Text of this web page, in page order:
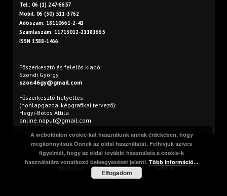
Tel.: 06 (1) 247-6657
Mobil: 06 (30) 511-3762
Adószám: 18110661-2-41
Számlaszám: 11713012-21181665
ISSN 1588-1466
Főszerkesztő és felelős kiadó:
Szondi György
szon46gy@gmail.com
Főszerkesztő-helyettes
(honlapgazda, képgrafikai tervező):
Hegyi-Botos Attila
online.naput@gmail.com
Minden jog fenntartva. © 2016 Napút Online
Kezdőlap Print Szerzőink Rólunk
A weboldalon cookie-kat használunk annak érdekében, hogy
megkönnyítsük Önnek az oldal használatát. Felhívjuk szíves
figyelmét, hogy az oldal további használata a cookie-k
használatára vonatkozó beleegyezését jelenti.Több információ...
Elfogadom